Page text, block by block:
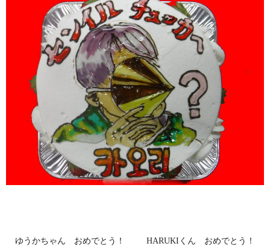
ゆうかちゃん おめでとう！ HARUKIくん おめでとう！